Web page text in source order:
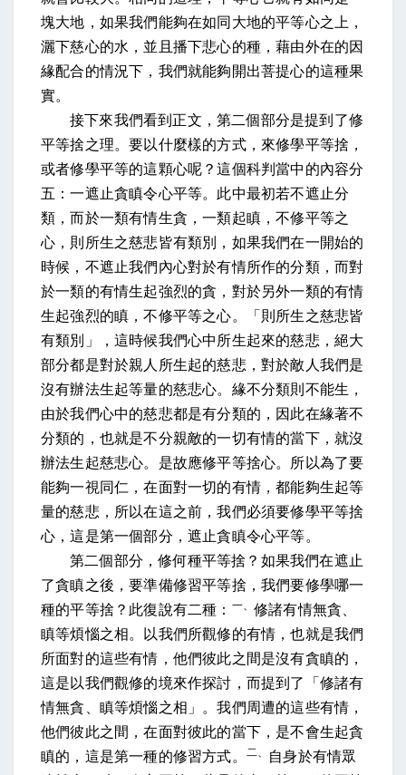
塊大地，如果我們能夠在如同大地的平等心之上，
灑下慈心的水，並且播下悲心的種，藉由外在的因
緣配合的情況下，我們就能夠開出菩提心的這種果
實。
接下來我們看到正文，第二個部分是提到了修
平等捨之理。要以什麼樣的方式，來修學平等捨，
或者修學平等的這顆心呢？這個科判當中的內容分
五：一遮止貪瞋令心平等。 此中最初若不遮止分
類，而於一類有情生貪，一類起瞋，不修平等之
心，則所生之慈悲皆有類別
，如果我們在一開始的
時候，不遮止我們內心對於有情所作的分類，而對
於一類的有情生起強烈的貪，對於另外一類的有情
生起強烈的瞋，不修平等之心。「則所生之慈悲皆
有類別」，這時候我們心中所生起來的慈悲，絕大
部分都是對於親人所生起的慈悲，對於敵人我們是
沒有辦法生起等量的慈悲心。 緣不分類則不能生，
由於我們心中的慈悲都是有分類的，因此在緣著不
分類的，也就是不分親敵的一切有情的當下，就沒
辦法生起慈悲心。 是故應修平等捨心。所以為了要
能夠一視同仁，在面對一切的有情，都能夠生起等
量的慈悲，所以在這之前，我們必須要修學平等捨
心，這是第一個部分，遮止貪瞋令心平等。
第二個部分，修何種平等捨？如果我們在遮止
了貪瞋之後，要準備修習平等捨，我們要修學哪一
種的平等捨？ 此復說有二種 ： 一、修諸有情無貪、
瞋等煩惱之相。以我們所觀修的有情，也就是我們
所面對的這些有情，他們彼此之間是沒有貪瞋的，
這是以我們觀修的境來作探討，而提到了「修諸有
情無貪、瞋等煩惱之相」。我們周遭的這些有情，
他們彼此之間，在面對彼此的當下，是不會生起貪
瞋的，這是第一種的修習方式。
二、
自身於有情眾